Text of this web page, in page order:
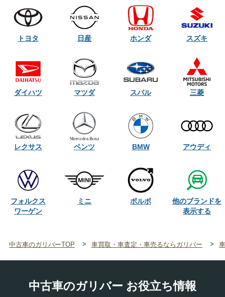
トヨタ 日産 ホンダ スズキ
ダイハツ マツダ スバル 三菱
レクサス ベンツ BMW アウディ
フォルクス
ワーゲン
ミニ ボルボ 他のブランドを
中古車のガリバーTOP 車買取・車査定・車売るならガリバー
中古車のガリバー お役立ち情報